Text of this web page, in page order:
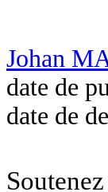
Johan
date de
date de